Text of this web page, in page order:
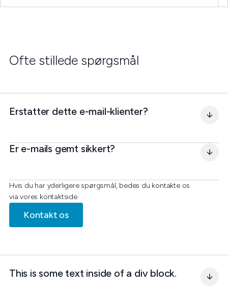
Ofte stillede spørgsmål
Hvis du har yderligere spørgsmål, bedes du kontakte os
via vores kontaktside.
Kontakt os
Erstatter dette e-mail-klienter?
Er e-mails gemt sikkert?
This is some text inside of a div block.